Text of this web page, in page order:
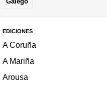
EDICIONES
A Coruña
A Mariña
Arousa